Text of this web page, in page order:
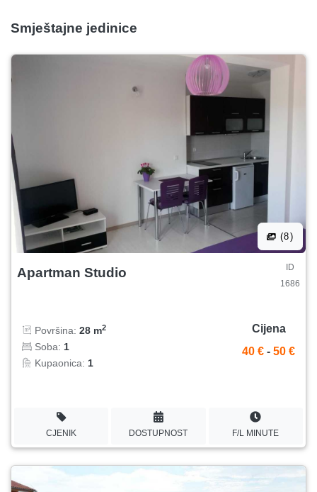
Smještajne jedinice
(8)
Apartman Studio
ID
1686
Površina: 28 m2
Soba: 1
Kupaonica: 1
Cijena
40 € - 50 €
CJENIK DOSTUPNOST F/L MINUTE